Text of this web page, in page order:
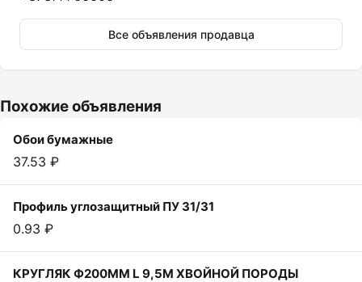
Все объявления продавца
Похожие объявления
Обои бумажные
37.53 ₽
Профиль углозащитный ПУ 31/31
0.93 ₽
КРУГЛЯК Ф200ММ L 9,5М ХВОЙНОЙ ПОРОДЫ